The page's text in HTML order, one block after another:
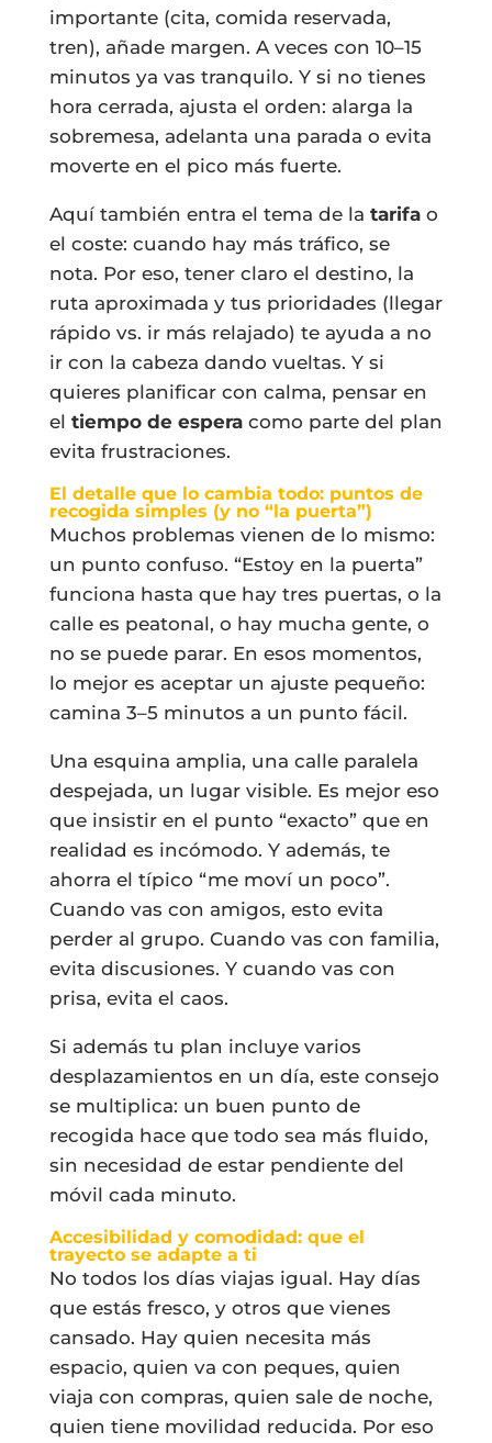
importante (cita, comida reservada,
tren), añade margen. A veces con 10–15
minutos ya vas tranquilo. Y si no tienes
hora cerrada, ajusta el orden: alarga la
sobremesa, adelanta una parada o evita
moverte en el pico más fuerte.
Aquí también entra el tema de la tarifao
el coste: cuando hay más tráfico, se
nota. Por eso, tener claro el destino, la
ruta aproximada y tus prioridades (llegar
rápido vs. ir más relajado) te ayuda a no
ir con la cabeza dando vueltas. Y si
quieres planificar con calma, pensar en
el tiempo de esperacomo parte del plan
evita frustraciones.
El detalle que lo cambia todo: puntos de
recogida simples (y no “la puerta”)
Muchos problemas vienen de lo mismo:
un punto confuso. “Estoy en la puerta”
funciona hasta que hay tres puertas, o la
calle es peatonal, o hay mucha gente, o
no se puede parar. En esos momentos,
lo mejor es aceptar un ajuste pequeño:
camina 3–5 minutos a un punto fácil.
Una esquina amplia, una calle paralela
despejada, un lugar visible. Es mejor eso
que insistir en el punto “exacto” que en
realidad es incómodo. Y además, te
ahorra el típico “me moví un poco”.
Cuando vas con amigos, esto evita
perder al grupo. Cuando vas con familia,
evita discusiones. Y cuando vas con
prisa, evita el caos.
Si además tu plan incluye varios
desplazamientos en un día, este consejo
se multiplica: un buen punto de
recogida hace que todo sea más fluido,
sin necesidad de estar pendiente del
móvil cada minuto.
Accesibilidad y comodidad: que el
trayecto se adapte a ti
No todos los días viajas igual. Hay días
que estás fresco, y otros que vienes
cansado. Hay quien necesita más
espacio, quien va con peques, quien
viaja con compras, quien sale de noche,
quien tiene movilidad reducida. Por eso